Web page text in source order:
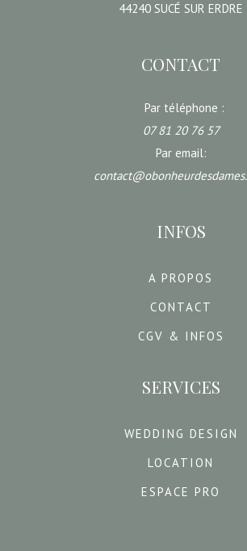
44240 SUCÉ SUR ERDRE
CONTACT
Par téléphone :
07 81 20 76 57
Par email:
INFOS
A PROPOS
CONTACT
CGV & INFOS
SERVICES
WEDDING DESIGN
LOCATION
ESPACE PRO